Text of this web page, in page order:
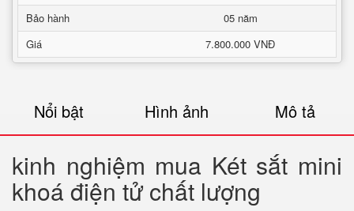
Bảo hành
05 năm
Giá
7.800.000 VNĐ
Nổi bật Hình ảnh Mô tả
kinh nghiệm mua Két sắt mini
khoá điện tử chất lượng